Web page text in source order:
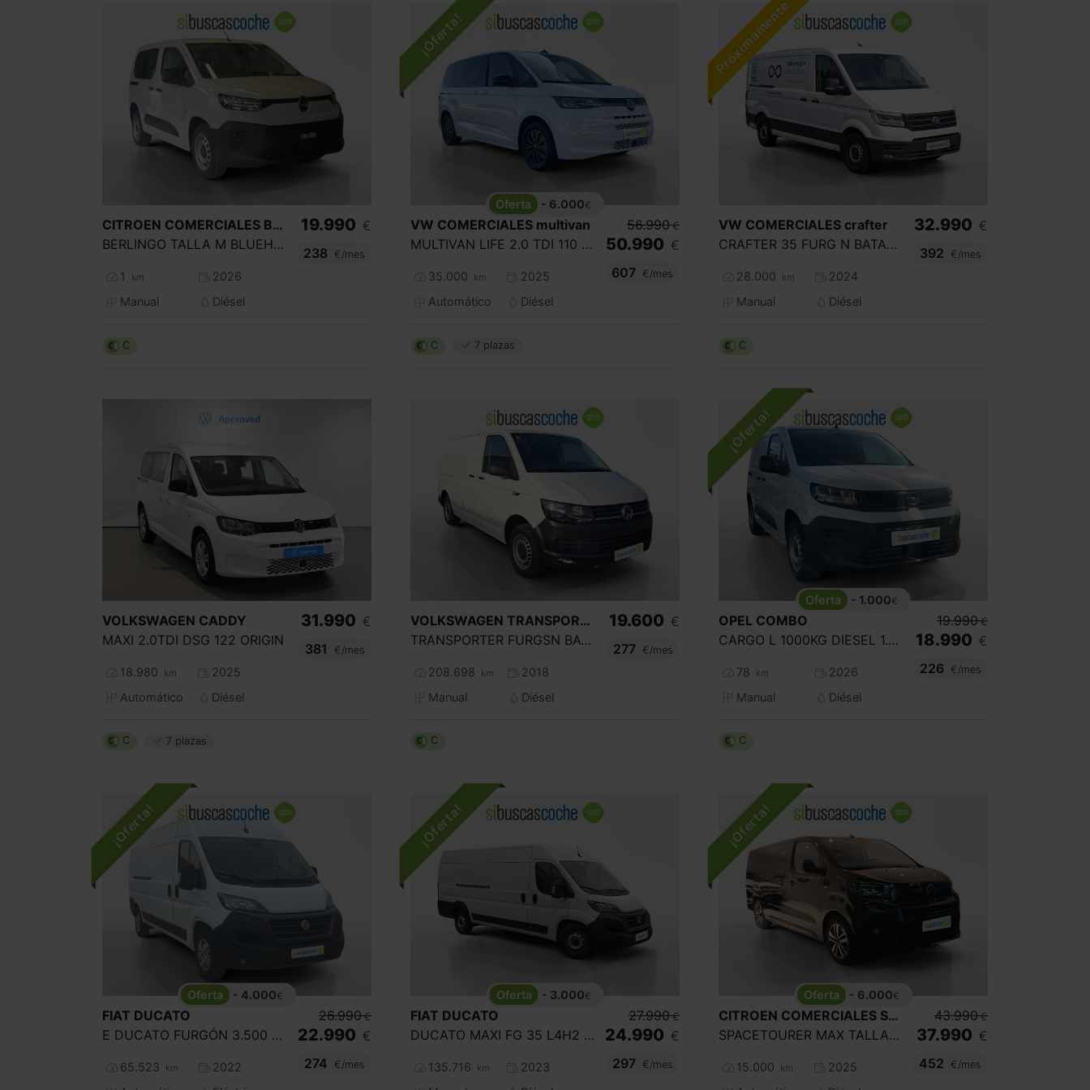
CITROEN COMERCIALES
BERLINGO
BERLINGO TALLA M BLUEHDI 100 S&S 6V YOU N1
1 km
2026
Manual
Diésel
19.990 €
238
€/mes
C
- 6.000€
VW COMERCIALES multivan
MULTIVAN LIFE 2.0 TDI 110 KW (150 CV) DSG 7 VEL.
35.000 km
2025
Automático
Diésel
56.990 €
50.990 €
607
€/mes
C 7 plazas
VW COMERCIALES crafter
CRAFTER 35 FURG N BATALLA MEDIA L3H2 2.0 TDI FWD 103 KW (140 CV) 6 VEL. 3500 KG
28.000 km
2024
Manual
Diésel
32.990 €
392
€/mes
C
VOLKSWAGEN CADDY
MAXI 2.0TDI DSG 122 ORIGIN
18.980 km
2025
Automático
Diésel
31.990 €
381
€/mes
C 7 plazas
VOLKSWAGEN
TRANSPORTER
TRANSPORTER FURGSN BATALLA CORTA 2.0 TDI EU6 SCR BMT 75 KW (102 CV) 5 VEL. 2.800
208.698 km
2018
Manual
Diésel
19.600 €
277
€/mes
C
- 1.000€
OPEL COMBO
CARGO L 1000KG DIESEL 1.5 100HP S&S MT E
78 km
2026
Manual
Diésel
19.990 €
18.990 €
226
€/mes
C
- 4.000€
FIAT DUCATO
E DUCATO FURGÓN 3.500 L3 H2 47KWH ELECTRIC VEHICLE
65.523 km
2022
26.990 €
22.990 €
274
€/mes
- 3.000€
FIAT DUCATO
DUCATO MAXI FG 35 L4H2 140CV MAN LDT
135.716 km
2023
27.990 €
24.990 €
297
€/mes
- 6.000€
CITROEN COMERCIALES
SPACETOURER
SPACETOURER MAX TALLA XL BLUEHDI 180 S&S EAT8
15.000 km
2025
43.990 €
37.990 €
452
€/mes